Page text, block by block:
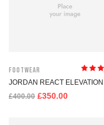
Footwear
Valutato
4.00su 5
JORDAN REACT ELEVATION
£400.00 £350.00